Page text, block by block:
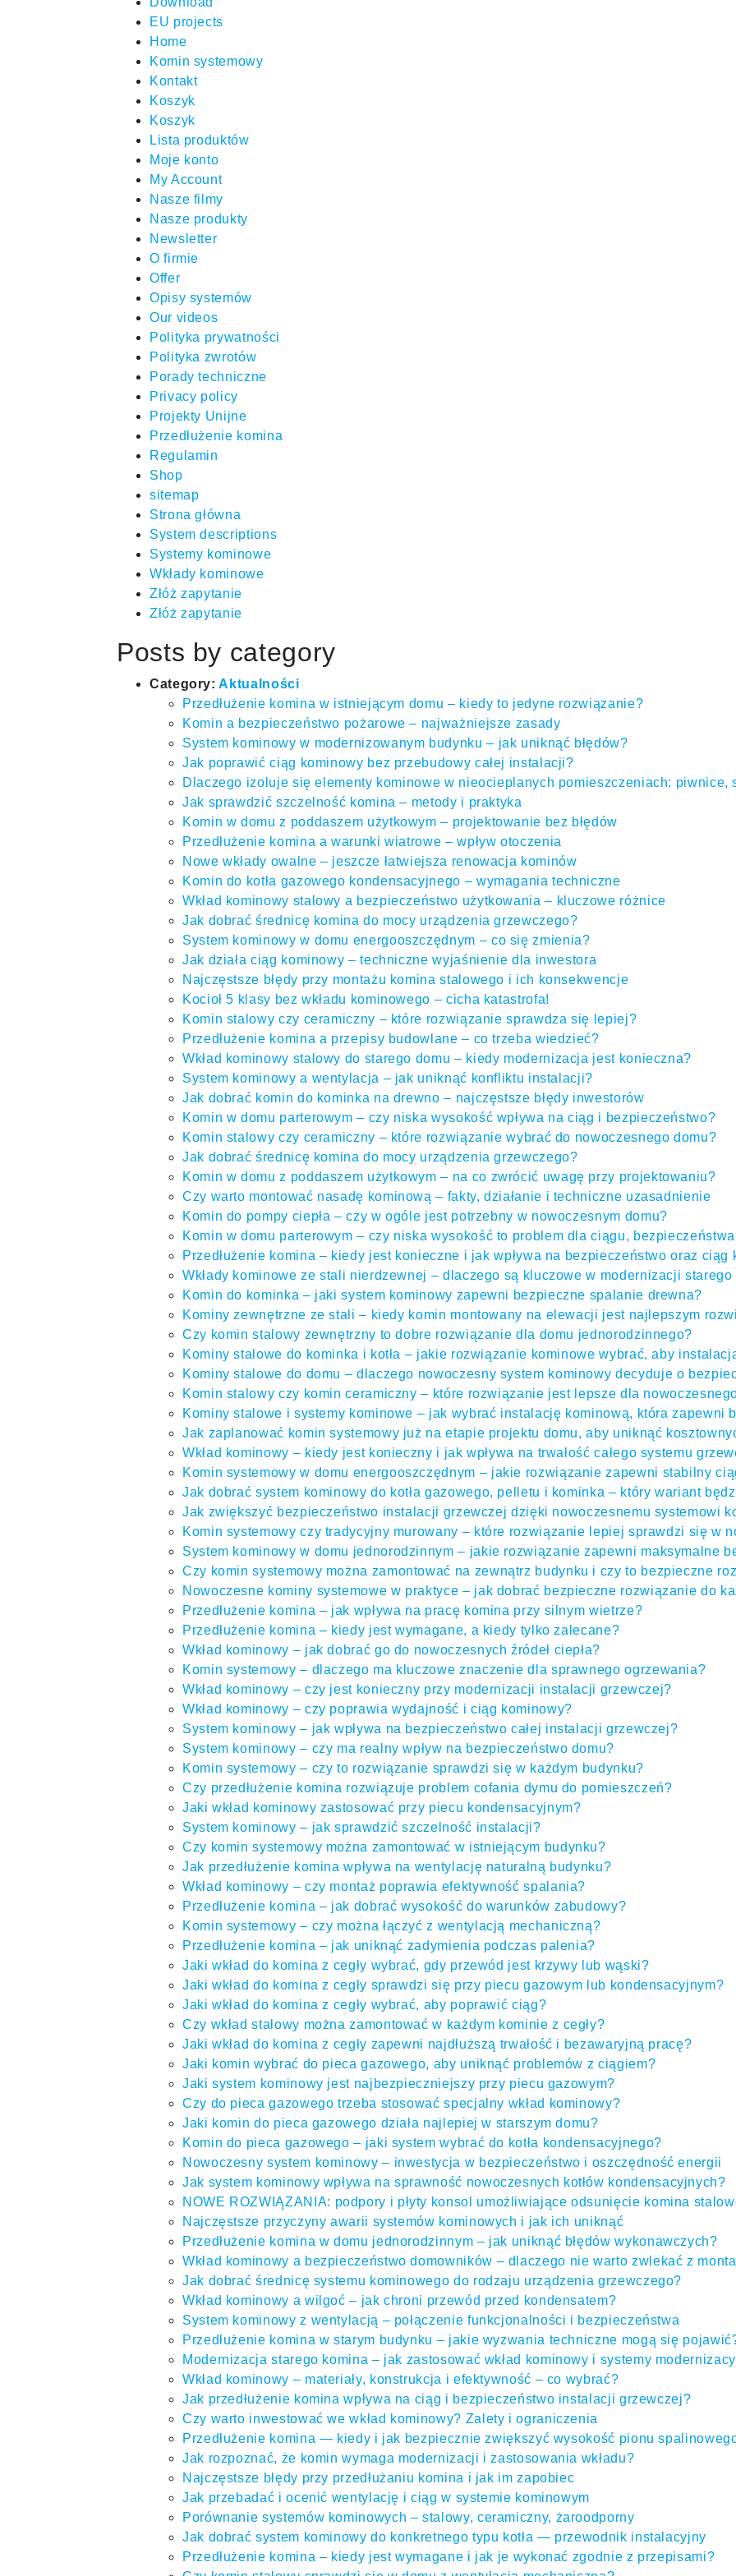
EU projects
Home
Komin systemowy
Kontakt
Koszyk
Koszyk
Lista produktów
Moje konto
My Account
Nasze filmy
Nasze produkty
Newsletter
O firmie
Offer
Opisy systemów
Our videos
Polityka prywatności
Polityka zwrotów
Porady techniczne
Privacy policy
Projekty Unijne
Przedłużenie komina
Regulamin
Shop
sitemap
Strona główna
System descriptions
Systemy kominowe
Wkłady kominowe
Złóż zapytanie
Złóż zapytanie
Posts by category
Category:Aktualności
Przedłużenie komina w istniejącym domu – kiedy to jedyne rozwiązanie?
Komin a bezpieczeństwo pożarowe – najważniejsze zasady
System kominowy w modernizowanym budynku – jak uniknąć błędów?
Jak poprawić ciąg kominowy bez przebudowy całej instalacji?
Dlaczego izoluje się elementy kominowe w nieocieplanych pomieszczeniach: piwnice,
Jak sprawdzić szczelność komina – metody i praktyka
Komin w domu z poddaszem użytkowym – projektowanie bez błędów
Przedłużenie komina a warunki wiatrowe – wpływ otoczenia
Nowe wkłady owalne – jeszcze łatwiejsza renowacja kominów
Komin do kotła gazowego kondensacyjnego – wymagania techniczne
Wkład kominowy stalowy a bezpieczeństwo użytkowania – kluczowe różnice
Jak dobrać średnicę komina do mocy urządzenia grzewczego?
System kominowy w domu energooszczędnym – co się zmienia?
Jak działa ciąg kominowy – techniczne wyjaśnienie dla inwestora
Najczęstsze błędy przy montażu komina stalowego i ich konsekwencje
Kocioł 5 klasy bez wkładu kominowego – cicha katastrofa!
Komin stalowy czy ceramiczny – które rozwiązanie sprawdza się lepiej?
Przedłużenie komina a przepisy budowlane – co trzeba wiedzieć?
Wkład kominowy stalowy do starego domu – kiedy modernizacja jest konieczna?
System kominowy a wentylacja – jak uniknąć konfliktu instalacji?
Jak dobrać komin do kominka na drewno – najczęstsze błędy inwestorów
Komin w domu parterowym – czy niska wysokość wpływa na ciąg i bezpieczeństwo?
Komin stalowy czy ceramiczny – które rozwiązanie wybrać do nowoczesnego domu?
Jak dobrać średnicę komina do mocy urządzenia grzewczego?
Komin w domu z poddaszem użytkowym – na co zwrócić uwagę przy projektowaniu?
Czy warto montować nasadę kominową – fakty, działanie i techniczne uzasadnienie
Komin do pompy ciepła – czy w ogóle jest potrzebny w nowoczesnym domu?
Komin w domu parterowym – czy niska wysokość to problem dla ciągu,
Przedłużenie komina – kiedy jest konieczne i jak wpływa na bezpieczeństwo oraz ciąg
Wkłady kominowe ze stali nierdzewnej – dlaczego są kluczowe w modernizacji starego
Komin do kominka – jaki system kominowy zapewni bezpieczne spalanie drewna?
Kominy zewnętrzne ze stali – kiedy komin montowany na elewacji jest najlepszym
Czy komin stalowy zewnętrzny to dobre rozwiązanie dla domu jednorodzinnego?
Kominy stalowe do kominka i kotła – jakie rozwiązanie kominowe wybrać, aby
Kominy stalowe do domu – dlaczego nowoczesny system kominowy decyduje o
Komin stalowy czy komin ceramiczny – które rozwiązanie jest lepsze dla
Kominy stalowe i systemy kominowe – jak wybrać instalację kominową, która zapewni
Jak zaplanować komin systemowy już na etapie projektu domu, aby uniknąć
Wkład kominowy – kiedy jest konieczny i jak wpływa na trwałość całego systemu
Komin systemowy w domu energooszczędnym – jakie rozwiązanie zapewni stabilny
Jak dobrać system kominowy do kotła gazowego, pelletu i kominka – który wariant
Jak zwiększyć bezpieczeństwo instalacji grzewczej dzięki nowoczesnemu systemowi
Komin systemowy czy tradycyjny murowany – które rozwiązanie lepiej sprawdzi się w
System kominowy w domu jednorodzinnym – jakie rozwiązanie zapewni maksymalne
Czy komin systemowy można zamontować na zewnątrz budynku i czy to bezpieczne
Nowoczesne kominy systemowe w praktyce – jak dobrać bezpieczne rozwiązanie do
Przedłużenie komina – jak wpływa na pracę komina przy silnym wietrze?
Przedłużenie komina – kiedy jest wymagane, a kiedy tylko zalecane?
Wkład kominowy – jak dobrać go do nowoczesnych źródeł ciepła?
Komin systemowy – dlaczego ma kluczowe znaczenie dla sprawnego ogrzewania?
Wkład kominowy – czy jest konieczny przy modernizacji instalacji grzewczej?
Wkład kominowy – czy poprawia wydajność i ciąg kominowy?
System kominowy – jak wpływa na bezpieczeństwo całej instalacji grzewczej?
System kominowy – czy ma realny wpływ na bezpieczeństwo domu?
Komin systemowy – czy to rozwiązanie sprawdzi się w każdym budynku?
Czy przedłużenie komina rozwiązuje problem cofania dymu do pomieszczeń?
Jaki wkład kominowy zastosować przy piecu kondensacyjnym?
System kominowy – jak sprawdzić szczelność instalacji?
Czy komin systemowy można zamontować w istniejącym budynku?
Jak przedłużenie komina wpływa na wentylację naturalną budynku?
Wkład kominowy – czy montaż poprawia efektywność spalania?
Przedłużenie komina – jak dobrać wysokość do warunków zabudowy?
Komin systemowy – czy można łączyć z wentylacją mechaniczną?
Przedłużenie komina – jak uniknąć zadymienia podczas palenia?
Jaki wkład do komina z cegły wybrać, gdy przewód jest krzywy lub wąski?
Jaki wkład do komina z cegły sprawdzi się przy piecu gazowym lub kondensacyjnym?
Jaki wkład do komina z cegły wybrać, aby poprawić ciąg?
Czy wkład stalowy można zamontować w każdym kominie z cegły?
Jaki wkład do komina z cegły zapewni najdłuższą trwałość i bezawaryjną pracę?
Jaki komin wybrać do pieca gazowego, aby uniknąć problemów z ciągiem?
Jaki system kominowy jest najbezpieczniejszy przy piecu gazowym?
Czy do pieca gazowego trzeba stosować specjalny wkład kominowy?
Jaki komin do pieca gazowego działa najlepiej w starszym domu?
Komin do pieca gazowego – jaki system wybrać do kotła kondensacyjnego?
Nowoczesny system kominowy – inwestycja w bezpieczeństwo i oszczędność energii
Jak system kominowy wpływa na sprawność nowoczesnych kotłów kondensacyjnych?
NOWE ROZWIĄZANIA: podpory i płyty konsol umożliwiające odsunięcie komina
Najczęstsze przyczyny awarii systemów kominowych i jak ich uniknąć
Przedłużenie komina w domu jednorodzinnym – jak uniknąć błędów wykonawczych?
Wkład kominowy a bezpieczeństwo domowników – dlaczego nie warto zwlekać z
Jak dobrać średnicę systemu kominowego do rodzaju urządzenia grzewczego?
Wkład kominowy a wilgoć – jak chroni przewód przed kondensatem?
System kominowy z wentylacją – połączenie funkcjonalności i bezpieczeństwa
Przedłużenie komina w starym budynku – jakie wyzwania techniczne mogą się
Modernizacja starego komina – jak zastosować wkład kominowy i systemy
Wkład kominowy – materiały, konstrukcja i efektywność – co wybrać?
Jak przedłużenie komina wpływa na ciąg i bezpieczeństwo instalacji grzewczej?
Czy warto inwestować we wkład kominowy? Zalety i ograniczenia
Przedłużenie komina — kiedy i jak bezpiecznie zwiększyć wysokość pionu
Jak rozpoznać, że komin wymaga modernizacji i zastosowania wkładu?
Najczęstsze błędy przy przedłużaniu komina i jak im zapobiec
Jak przebadać i ocenić wentylację i ciąg w systemie kominowym
Porównanie systemów kominowych – stalowy, ceramiczny, żaroodporny
Jak dobrać system kominowy do konkretnego typu kotła — przewodnik instalacyjny
Przedłużenie komina – kiedy jest wymagane i jak je wykonać zgodnie z przepisami?